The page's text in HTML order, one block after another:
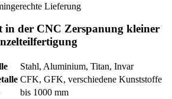
Lieferung
in der CNC Zerspanung kleiner
Stahl, Aluminium, Titan, Invar
CFK, GFK, verschiedene Kunststoffe
bis 1000 mm